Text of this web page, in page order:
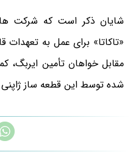
شایان ذکر است که شرکت
«تاکاتا» برای عمل به تعهدات
مقابل خواهان تأمین ایربگ،
شده توسط این قطعه ساز